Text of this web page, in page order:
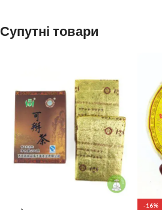
Класичний метод
10г / 1-1.5л
жароміцний посуд
Супутні товари
-16%